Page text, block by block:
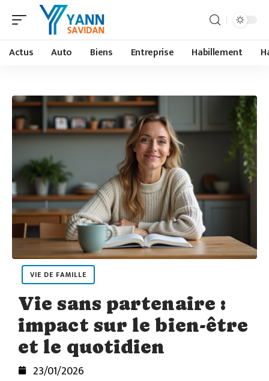
Actus Auto Biens Entreprise Habillement
VIE DE FAMILLE
Vie sans partenaire :
impact sur le bien-être
et le quotidien
23/01/2026